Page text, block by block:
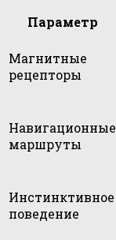
Параметр
Магнитные
рецепторы
Навигационные
маршруты
Инстинктивное
поведение